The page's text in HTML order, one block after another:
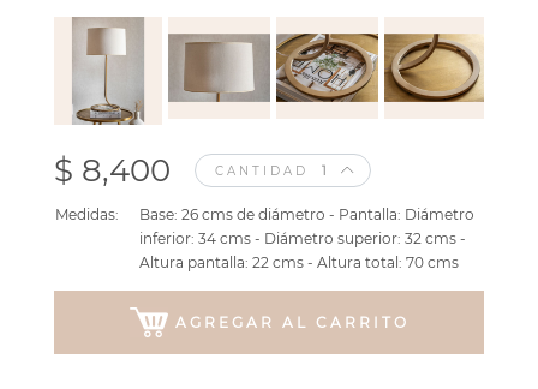
$ 8,400 CANTIDAD
Medidas:
Base: 26 cms de diámetro - Pantalla: Diámetro
inferior: 34 cms - Diámetro superior: 32 cms -
Altura pantalla: 22 cms - Altura total: 70 cms
AGREGAR AL CARRITO